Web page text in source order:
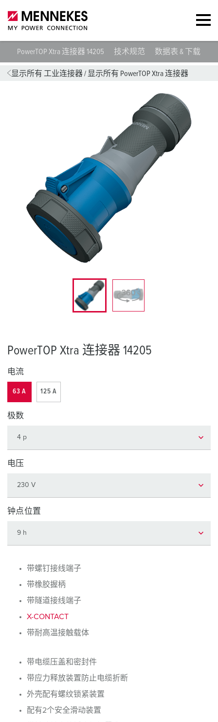
PowerTOP Xtra 连接器 14205 技术规范 数据表 & 下载
显示所有 工业连接器/ 显示所有 PowerTOP Xtra 连接器
PowerTOP Xtra 连接器 14205
电流
63 A 125 A
极数
电压
钟点位置
带螺钉接线端子
带橡胶握柄
带隧道接线端子
X-CONTACT
带耐高温接触载体
带电缆压盖和密封件
带应力释放装置防止电缆折断
外壳配有螺纹锁紧装置
配有2个安全滑动装置